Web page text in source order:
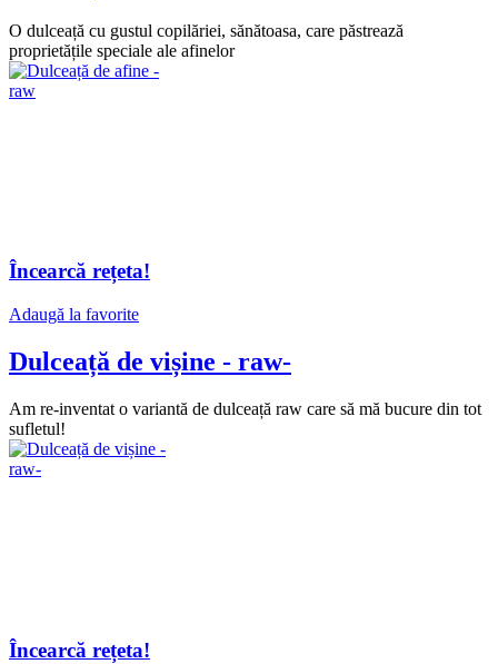
O dulceață cu gustul copilăriei, sănătoasa, care păstrează
proprietățile speciale ale afinelor
Încearcă rețeta!
Adaugă la favorite
Dulceață de vișine - raw-
Am re-inventat o variantă de dulceață raw care să mă bucure din tot
sufletul!
Încearcă rețeta!